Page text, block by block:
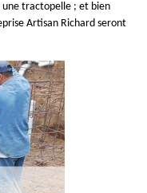
une tractopelle ; et bien
Artisan Richard seront